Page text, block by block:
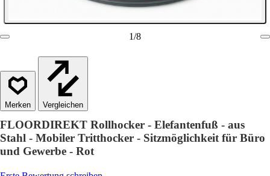
1/8
Vergleichen
FLOORDIREKT Rollhocker - Elefantenfuß - aus
Stahl - Mobiler Tritthocker - Sitzmöglichkeit für Büro
und Gewerbe - Rot